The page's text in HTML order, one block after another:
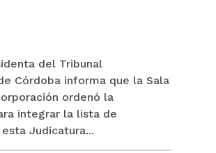
del Tribunal
Córdoba informa que la Sala
ordenó la
integrar la lista de
Judicatura...